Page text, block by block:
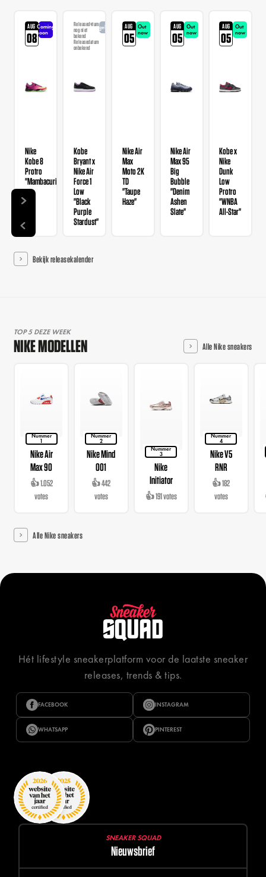
AUG
08
Coming
soon
Nike
Kobe 8
Protro
"Mambacurial"
Releasedatum
nog niet
bekend
Releasedatum
onbekend
Aangekondigd
Kobe
Bryant x
Nike Air
Force 1
Low
"Black
Purple
Stardust"
AUG
05
Out
now
Nike Air
Max
Moto 2K
TD
"Taupe
Haze"
AUG
05
Out
now
Nike Air
Max 95
Big
Bubble
"Denim
Ashen
Slate"
AUG
05
Out
now
Kobe x
Nike
Dunk
Low
Protro
"WNBA
All-Star"
Bekijk releasekalender
TOP 5 DEZE WEEK
NIKE MODELLEN Alle Nike sneakers
Nummer
1
Nike Air
Max 90
👍 1.052
votes
Nummer
2
Nike Mind
001
👍 442
votes
Nummer
3
Nike
Initiator
👍 191 votes
Nummer
4
Nike V5
RNR
👍 182
votes
Alle Nike sneakers
Hét lifestyle sneakerplatform voor de laatste sneaker
releases, trends & tips.
FACEBOOK INSTAGRAM
WHATSAPP PINTEREST
SNEAKER SQUAD
Nieuwsbrief